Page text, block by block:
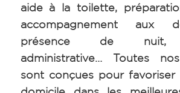
aide à la toilette,
accompagnement aux
présence de nuit,
administrative… Toutes
sont conçues pour favoriser